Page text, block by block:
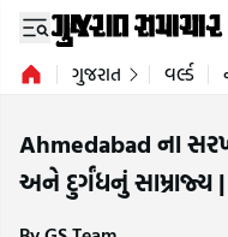
ગુજરાત વર્લ્ડ
Ahmedabad ના
અને દુર્ગંધનું સામ્રાજ્ય